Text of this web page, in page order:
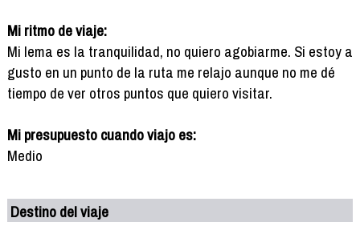
Mi ritmo de viaje:
Mi lema es la tranquilidad, no quiero agobiarme. Si estoy a
gusto en un punto de la ruta me relajo aunque no me dé
tiempo de ver otros puntos que quiero visitar.
Mi presupuesto cuando viajo es:
Medio
Destino del viaje